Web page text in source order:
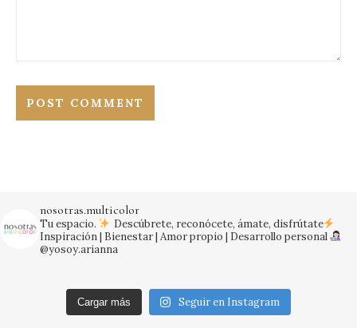
nosotras.multicolor
Tu espacio.
Descúbrete, reconócete, ámate, disfrútate
Inspiración | Bienestar | Amor propio | Desarrollo personal
@yosoy.arianna
Cargar más Seguir en Instagram